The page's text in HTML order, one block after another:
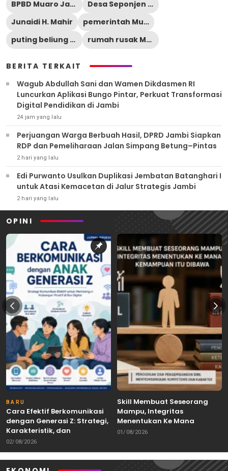
BPBD Muaro Jambi
Desa Seponjen Kumpeh
Junaidi H. Mahir
pemerintah Muaro Jambi
puting beliung Muaro Jambi
rumah rusak Muaro Jambi
BERITA TERKAIT
Wagub Abdullah Sani dan Wamen Dikdasmen RI
Luncurkan Aplikasi Bungo Pintar, Perkuat Transformasi
Digital Pendidikan di Jambi
24 jam yang lalu
Perjuangan Warga Berbuah Hasil, DPRD Jambi Siapkan
RDP dan Pemeliharaan Jalan Simpang Betung–Pintas
2 hari yang lalu
Edi Purwanto Usulkan Duplikasi Jembatan Batanghari I
untuk Atasi Kemacetan di Jalur Strategis Jambi
2 hari yang lalu
OPINI
BARU
Cara Efektif Berkomunikasi
dengan Generasi Z: Strategi,
Karakteristik, dan
Tantangannya
02/08/2026
Skill Membuat Seseorang
Mampu, Integritas
Menentukan Ke Mana
Kemampuan Itu Dibawa
01/08/2026